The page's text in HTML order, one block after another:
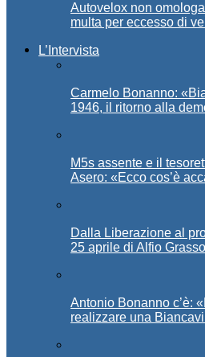
Autovelox non
multa per eccesso di
L’Intervista
Carmelo Bonanno:
1946, il ritorno alla
M5s assente e il
Asero: «Ecco cos’è
Dalla Liberazione al
25 aprile di Alfio Grasso
Antonio Bonanno c’è:
realizzare una